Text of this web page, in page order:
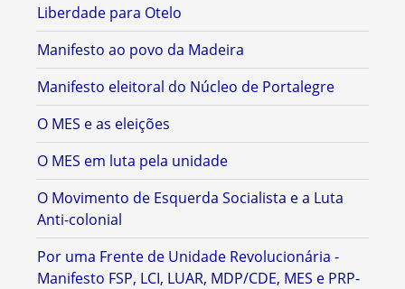
Liberdade para Otelo
Manifesto ao povo da Madeira
Manifesto eleitoral do Núcleo de Portalegre
O MES e as eleições
O MES em luta pela unidade
O Movimento de Esquerda Socialista e a Luta
Anti-colonial
Por uma Frente de Unidade Revolucionária -
Manifesto FSP, LCI, LUAR, MDP/CDE, MES e PRP-